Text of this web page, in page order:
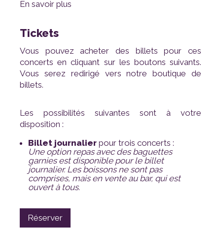
En savoir plus
Tickets
billets.
disposition :
Billet journalier pour trois concerts :
ouvert à tous.
Réserver